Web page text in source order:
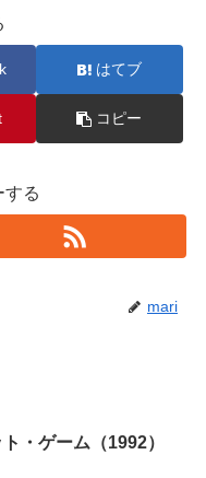
はてブ
コピー
する
mari
・ゲーム（1992）